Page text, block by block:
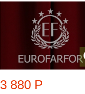
3 880 Р